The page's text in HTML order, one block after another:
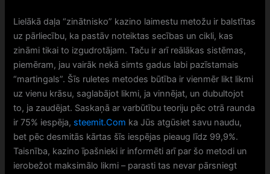
Lielākā daļa “zinātnisko” kazino laimestu metožu ir balstītas
uz pārliecību, ka pastāv noteiktas secības un cikli, kas
zināmi tikai to izgudrotājam. Taču ir arī reālākas sistēmas,
piemēram, jau vairāk nekā simts gadus labi pazīstamais
“martingals”. Šīs ruletes metodes būtība ir vienmēr likt likmi
uz vienu krāsu, saglabājot likmi, ja vinnējat, un dubultojot
to, ja zaudējat. Saskaņā ar varbūtību teoriju pēc otrā raunda
ir 75% iespēja, steemit.Com ka Jūs atgūsiet savu naudu,
bet pēc desmitās kārtas šīs iespējas pieaug līdz 99,9%.
Taisnība, kazino īpašnieki ir informēti arī par šo metodi un
ierobežot maksimālo likmi – parasti tas nevar pārsniegt